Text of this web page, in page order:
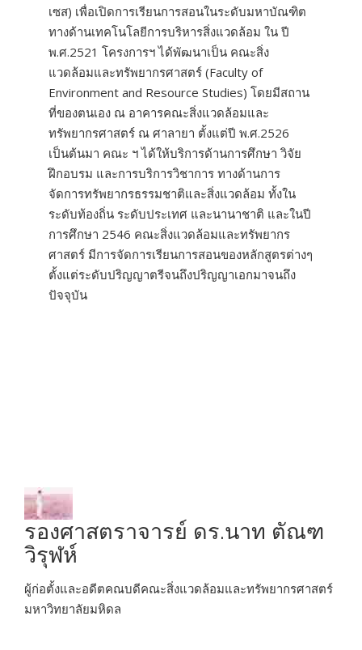
เซส) เพื่อเปิดการเรียนการสอนในระดับมหาบัณฑิต
ทางด้านเทคโนโลยีการบริหารสิ่งแวดล้อม ใน ปี
พ.ศ.2521 โครงการฯ ได้พัฒนาเป็น คณะสิ่ง
แวดล้อมและทรัพยากรศาสตร์ (Faculty of
Environment and Resource Studies) โดยมีสถาน
ที่ของตนเอง ณ อาคารคณะสิ่งแวดล้อมและ
ทรัพยากรศาสตร์ ณ ศาลายา ตั้งแต่ปี พ.ศ.2526
เป็นต้นมา คณะ ฯ ได้ให้บริการด้านการศึกษา วิจัย
ฝึกอบรม และการบริการวิชาการ ทางด้านการ
จัดการทรัพยากรธรรมชาติและสิ่งแวดล้อม ทั้งใน
ระดับท้องถิ่น ระดับประเทศ และนานาชาติ และในปี
การศึกษา 2546 คณะสิ่งแวดล้อมและทรัพยากร
ศาสตร์ มีการจัดการเรียนการสอนของหลักสูตรต่างๆ
ตั้งแต่ระดับปริญญาตรีจนถึงปริญญาเอกมาจนถึง
ปัจจุบัน
รองศาสตราจารย์ ดร.นาท ตัณฑ
วิรุฬห์
ผู้ก่อตั้งและอดีตคณบดีคณะสิ่งแวดล้อมและทรัพยากรศาสตร์
มหาวิทยาลัยมหิดล